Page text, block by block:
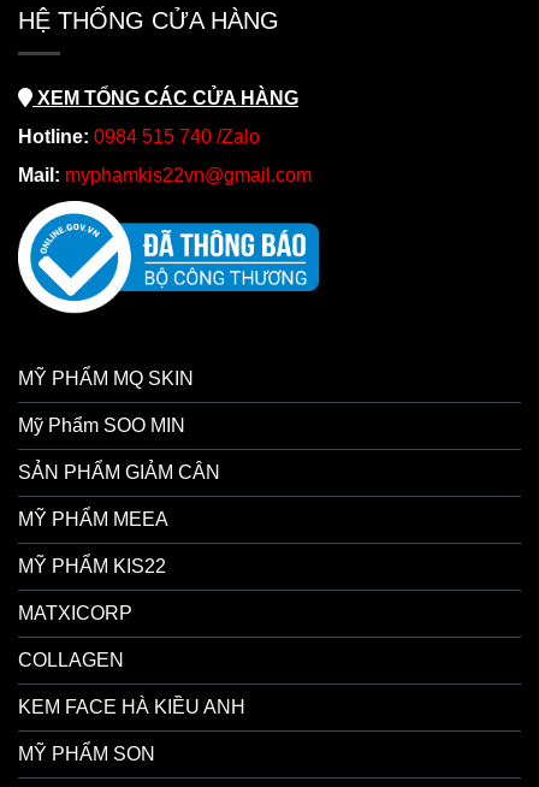
HỆ THỐNG CỬA HÀNG
XEM TỔNG CÁC CỬA HÀNG
Hotline: 0984 515 740 /Zalo
Mail: myphamkis22vn@gmail.com
MỸ PHẨM MQ SKIN
Mỹ Phẩm SOO MIN
SẢN PHẨM GIẢM CÂN
MỸ PHẨM MEEA
MỸ PHẨM KIS22
MATXICORP
COLLAGEN
KEM FACE HÀ KIỀU ANH
MỸ PHẨM SON